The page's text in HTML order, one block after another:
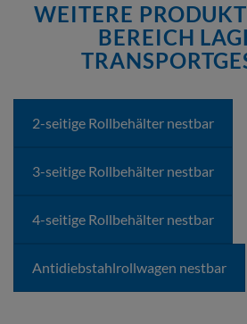
WEITERE
BEREICH
2-seitige Rollbehälter nestbar
3-seitige Rollbehälter nestbar
4-seitige Rollbehälter nestbar
Antidiebstahlrollwagen nestbar